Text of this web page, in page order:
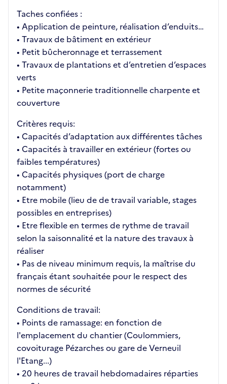
Taches confiées :
• Application de peinture, réalisation d’enduits…
• Travaux de bâtiment en extérieur
• Petit bûcheronnage et terrassement
• Travaux de plantations et d’entretien d’espaces
verts
• Petite maçonnerie traditionnelle charpente et
couverture
Critères requis:
• Capacités d’adaptation aux différentes tâches
• Capacités à travailler en extérieur (fortes ou
faibles températures)
• Capacités physiques (port de charge
notamment)
• Etre mobile (lieu de de travail variable, stages
possibles en entreprises)
• Etre flexible en termes de rythme de travail
selon la saisonnalité et la nature des travaux à
réaliser
• Pas de niveau minimum requis, la maîtrise du
français étant souhaitée pour le respect des
normes de sécurité
Conditions de travail:
• Points de ramassage: en fonction de
l'emplacement du chantier (Coulommiers,
covoiturage Pézarches ou gare de Verneuil
l'Etang...)
• 20 heures de travail hebdomadaires réparties